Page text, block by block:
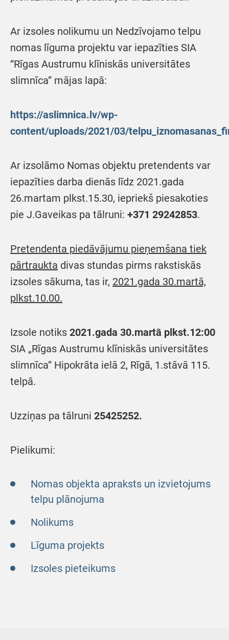
Ar izsoles nolikumu un Nedzīvojamo telpu
nomas līguma projektu var iepazīties SIA
“Rīgas Austrumu klīniskās universitātes
slimnīca” mājas lapā:
https://aslimnica.lv/wp-
content/uploads/2021/03/
Ar izsolāmo Nomas objektu pretendents var
iepazīties darba dienās līdz 2021.gada
26.martam plkst.15.30, iepriekš piesakoties
pie J.Gaveikas pa tālruni: +371 29242853.
Pretendenta piedāvājumu pieņemšana tiek
pārtraukta divas stundas pirms rakstiskās
izsoles sākuma, tas ir, 2021.gada 30.martā,
plkst.10.00.
Izsole notiks 2021.gada 30.martā plkst.12:00
SIA „Rīgas Austrumu klīniskās universitātes
slimnīca” Hipokrāta ielā 2, Rīgā, 1.stāvā 115.
telpā.
Uzziņas pa tālruni 25425252.
Pielikumi:
Nomas objekta apraksts un izvietojums
telpu plānojuma
Nolikums
Līguma projekts
Izsoles pieteikums